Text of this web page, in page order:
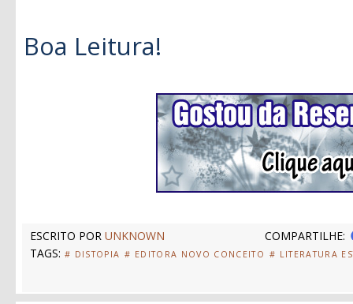
Boa Leitura!
ESCRITO POR UNKNOWN
COMPARTILHE:
TAGS: # DISTOPIA # EDITORA NOVO CONCEITO # LITERATURA